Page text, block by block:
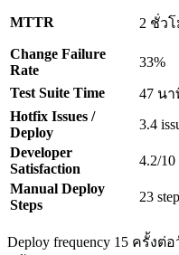
MTTR 2 ชั่วโ
Change Failure
Rate
33%
Test Suite Time
47 นา
Hotfix Issues /
Deploy
3.4
Developer
Satisfaction
4.2/10
Manual Deploy
Steps
23
Deploy frequency 15 ครั้ง